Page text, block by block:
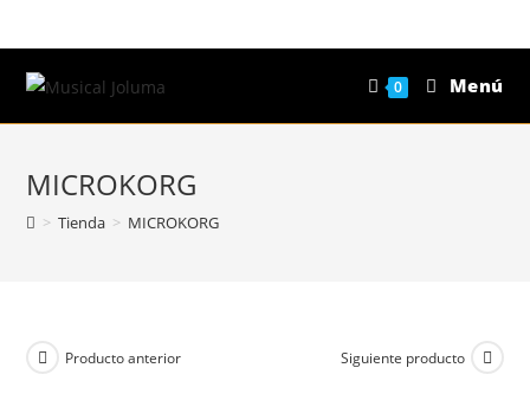
al
contenido
0 Menú
MICROKORG
> Tienda > MICROKORG
Producto anterior Siguiente producto